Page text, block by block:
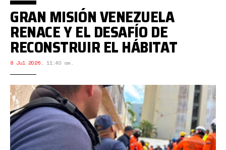
GRAN MISIÓN VENEZUELA
RENACE Y EL DESAFÍO DE
RECONSTRUIR EL HÁBITAT
8 Jul 2026, 11:40 am.